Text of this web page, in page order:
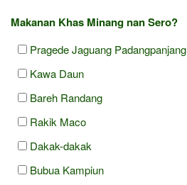
Makanan Khas Minang nan Sero?
Pragede Jaguang Padangpanjang
Kawa Daun
Bareh Randang
Rakik Maco
Dakak-dakak
Bubua Kampiun